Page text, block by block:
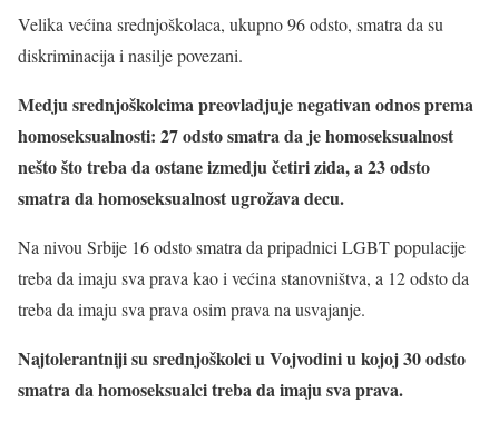
Velika većina srednjoškolaca, ukupno 96 odsto, smatra da su
diskriminacija i nasilje povezani.
Medju srednjoškolcima preovladjuje negativan odnos prema
homoseksualnosti: 27 odsto smatra da je homoseksualnost
nešto što treba da ostane izmedju četiri zida, a 23 odsto
smatra da homoseksualnost ugrožava decu.
Na nivou Srbije 16 odsto smatra da pripadnici LGBT populacije
treba da imaju sva prava kao i većina stanovništva, a 12 odsto da
treba da imaju sva prava osim prava na usvajanje.
Najtolerantniji su srednjoškolci u Vojvodini u kojoj 30 odsto
smatra da homoseksualci treba da imaju sva prava.